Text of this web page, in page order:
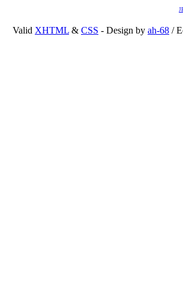
Valid XHTML & CSS - Design by ah-68 /